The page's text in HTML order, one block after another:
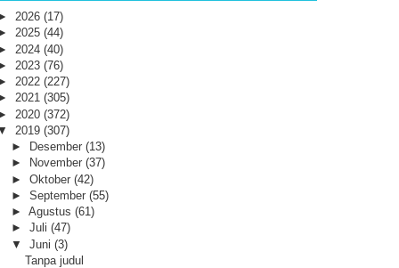
2026 (17)
2025 (44)
2024 (40)
2023 (76)
2022 (227)
2021 (305)
2020 (372)
2019 (307)
►
Desember (13)
►
November (37)
► Oktober (42)
► September (55)
► Agustus (61)
► Juli (47)
▼ Juni (3)
Tanpa judul